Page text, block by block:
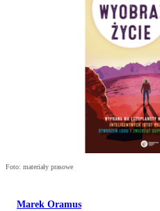
Foto: materiały prasowe
Marek Oramus